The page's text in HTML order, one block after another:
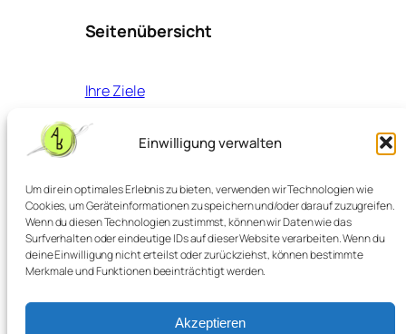
Einwilligung verwalten
Um dir ein optimales Erlebnis zu bieten, verwenden wir Technologien wie
Cookies, um Geräteinformationen zu speichern und/oder darauf zuzugreifen.
Wenn du diesen Technologien zustimmst, können wir Daten wie das
Surfverhalten oder eindeutige IDs auf dieser Website verarbeiten. Wenn du
deine Einwilligung nicht erteilst oder zurückziehst, können bestimmte
Merkmale und Funktionen beeinträchtigt werden.
Akzeptieren
Seitenübersicht
Ihre Ziele
Unsere Praxis
Jobs
Anfahrt
Impressum